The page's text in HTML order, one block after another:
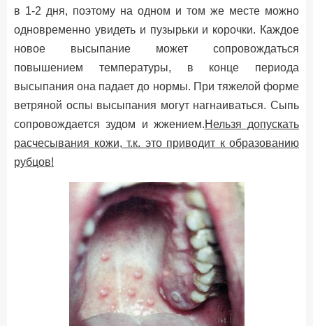
в 1-2 дня, поэтому на одном и том же месте можно
одновременно увидеть и пузырьки и корочки. Каждое
новое высыпание может сопровождаться
повышением температуры, в конце периода
высыпания она падает до нормы. При тяжелой форме
ветряной оспы высыпания могут нагнаиваться. Сыпь
сопровождается зудом и жжением.Нельзя допускать
расчесывания кожи, т.к. это приводит к образованию
рубцов!